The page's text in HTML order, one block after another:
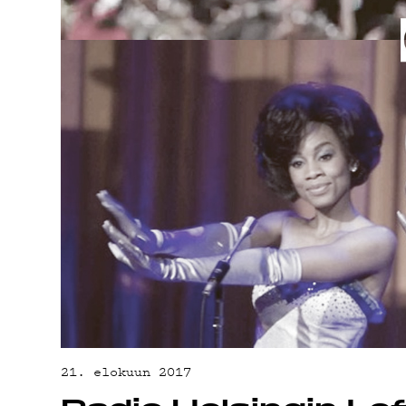
G LIVELAB
YSTÄVÄKLUBI
TIETOSUOJA
21. elokuun 2017